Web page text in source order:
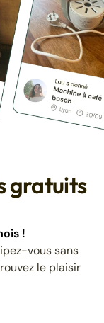
gratuits
!
vous sans
le plaisir